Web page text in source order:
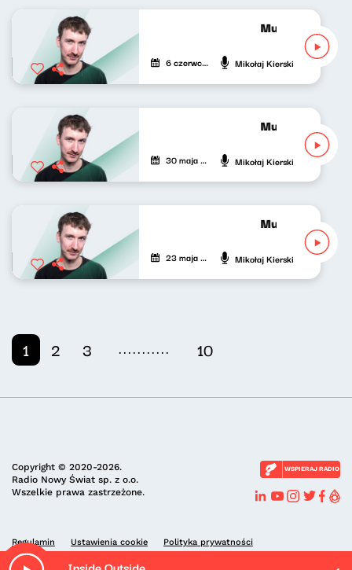
Muzyka nie
6 czerwca 2026 Mikołaj Kierski
Muzyka nie
30 maja 2026 Mikołaj Kierski
Muzyka nie
23 maja 2026 Mikołaj Kierski
1 2 3 ........... 10
Copyright © 2020-2026.
Radio Nowy Świat sp. z o.o.
Wszelkie prawa zastrzeżone.
WSPIERAJ RADIO
Regulamin Ustawienia cookie Polityka prywatności